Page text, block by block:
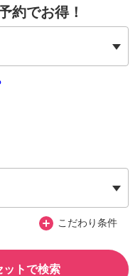
約でお得！
こだわり条件
ットで検索